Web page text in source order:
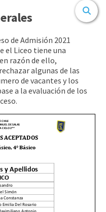
de Admisión 2021
el Liceo tiene una
razón de ello,
algunas de las
de vacantes y los
a la evaluación de los